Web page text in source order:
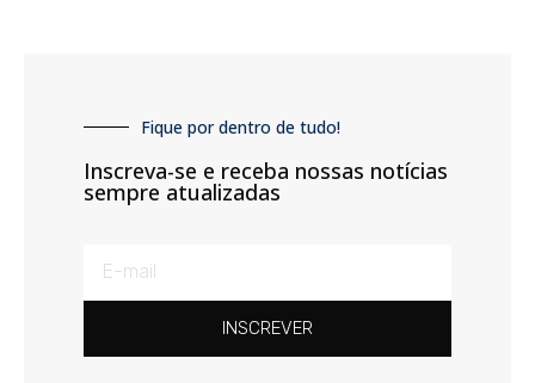
Fique por dentro de tudo!
Inscreva-se e receba nossas notícias
sempre atualizadas
INSCREVER